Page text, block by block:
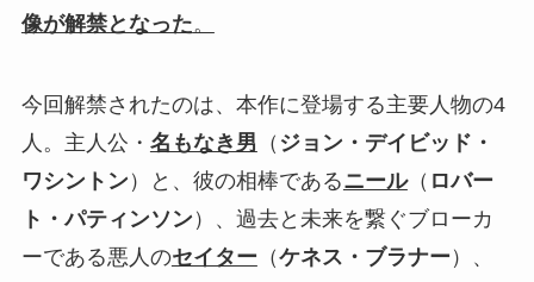
像が解禁となった。
今回解禁されたのは、本作に登場する主要人物の4
人。主人公・ 名もなき男 （ ジョン・デイビッド・
ワシントン）と、彼の相棒であるニール（ ロバー
ト・パティンソン）、過去と未来を繋ぐブローカ
ーである悪人のセイター （ケネス・ブラナー ）、